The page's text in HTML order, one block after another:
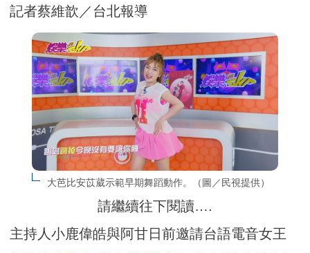
記者蔡維歆／台北報導
大芭比安苡葳示範早期舞蹈動作。（圖／民視提供）
請繼續往下閱讀….
主持人小鹿偉皓與阿甘日前邀請台語電音女王